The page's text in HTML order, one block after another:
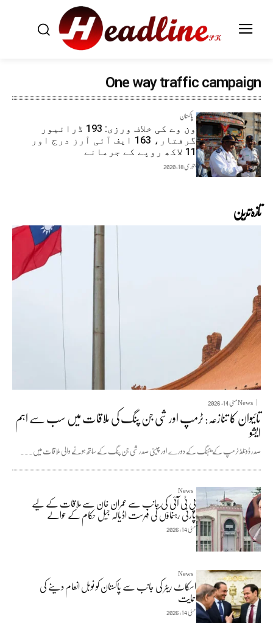
One way traffic campaign
پاکستان
ون وے کی خلاف ورزی: 193 ڈرائیور
گرفتار، 163 ایف آئی آرز درج اور
11 لاکھ روپے کے جرمانے
جنوری 18, 2020
تازہ ترین
Newsمئی 14, 2026
تائیوان کا تنازعہ: ٹرمپ اور شی جن پنگ کی ملاقات میں سب سے اہم
ایشو
صدر ڈونلڈ ٹرمپ کے بیجنگ کے دورے اور چینی صدر شی جن پنگ کے ساتھ ہونے والی ملاقات میں...
News
پی ٹی آئی کی جانب سے عمران خان سے ملاقات کے لیے
پارٹی رہنماؤں کی فہرست اڈیالہ جیل حکام کے حوالے
مئی 14, 2026
News
اسکاٹ ریٹر کی جانب سے پاکستان کو نوبل انعام دینے کی
حمایت
مئی 14, 2026